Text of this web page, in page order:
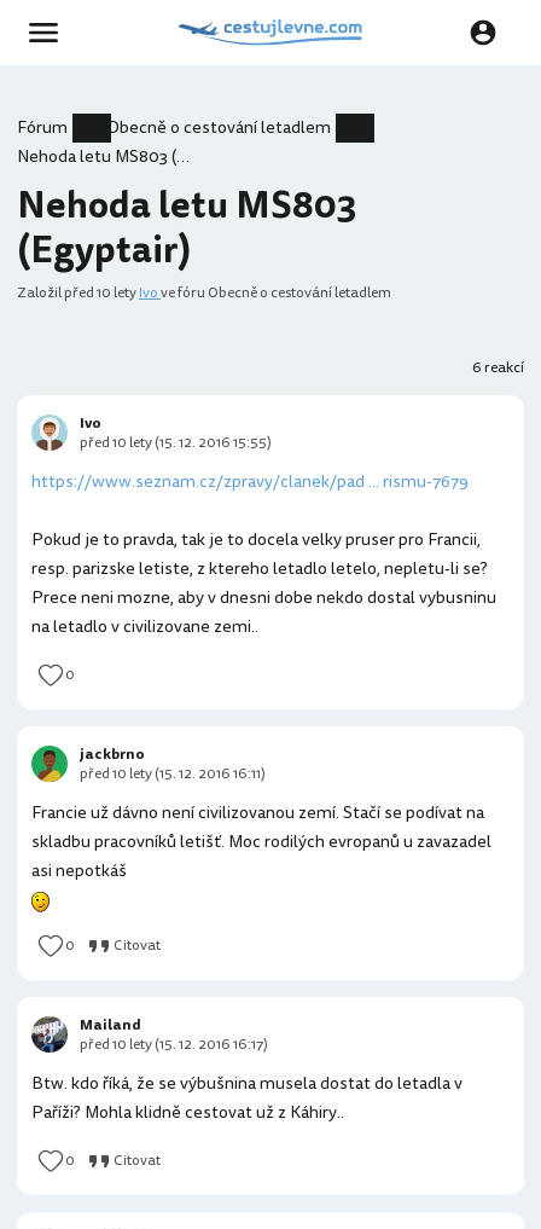
Fórum
Obecně o cestování letadlem
Nehoda letu MS803 (Egyptair)
Nehoda letu MS803
(Egyptair)
Založilpřed 10 letyIvove fóru Obecně o cestování letadlem
6 reakcí
https://www.seznam.cz/zpravy/clanek/pad ... rismu-7679
Pokud je to pravda, tak je to docela velky pruser pro Francii,
resp. parizske letiste, z ktereho letadlo letelo, nepletu-li se?
Prece neni mozne, aby v dnesni dobe nekdo dostal vybusninu
na letadlo v civilizovane zemi..
0
Ivo
před 10 lety (15. 12. 2016 15:55)
Francie už dávno není civilizovanou zemí. Stačí se podívat na
skladbu pracovníků letišť. Moc rodilých evropanů u zavazadel
asi nepotkáš
0 Citovat
jackbrno
před 10 lety (15. 12. 2016 16:11)
Btw. kdo říká, že se výbušnina musela dostat do letadla v
Paříži? Mohla klidně cestovat už z Káhiry..
0 Citovat
Mailand
před 10 lety (15. 12. 2016 16:17)